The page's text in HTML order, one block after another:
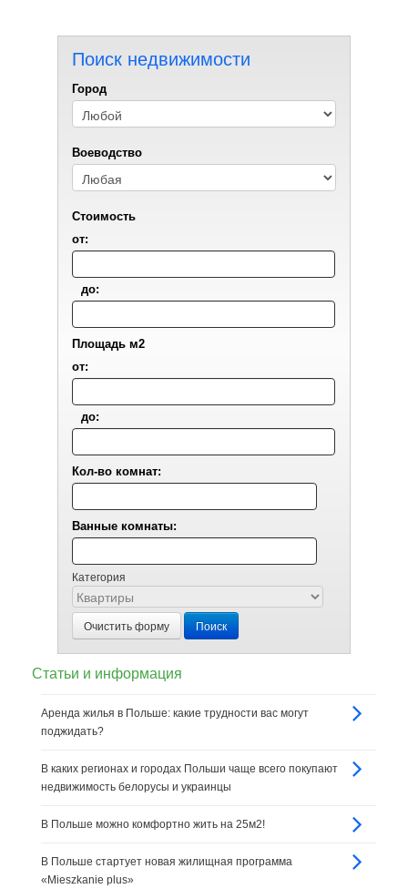
Поиск недвижимости
Город
Воеводствo
Стоимость
от:
до:
Площадь м2
от:
до:
Кол-во комнат:
Ванные комнаты:
Категория
Очистить форму Поиск
Статьи и информация
Аренда жилья в Польше: какие трудности вас могут
поджидать?
В каких регионах и городах Польши чаще всего покупают
недвижимость белорусы и украинцы
В Польше можно комфортно жить на 25м2!
В Польше стартует новая жилищная программа
«Mieszkanie plus»